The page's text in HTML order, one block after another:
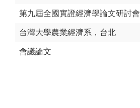
第九屆全國實證經濟學論文研討會
台灣大學農業經濟系，台北
會議論文